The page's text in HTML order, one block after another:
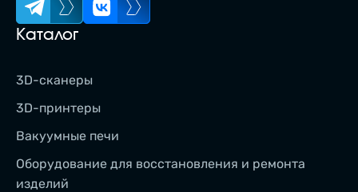
Каталог
3D-сканеры
3D-принтеры
Вакуумные печи
Оборудование для восстановления и ремонта
изделий